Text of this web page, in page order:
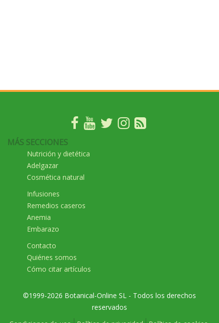
MÁS SECCIONES
Nutrición y dietética
Adelgazar
Cosmética natural
Infusiones
Remedios caseros
Anemia
Embarazo
Contacto
Quiénes somos
Cómo citar artículos
©1999-2026 Botanical-Online SL - Todos los derechos
reservados